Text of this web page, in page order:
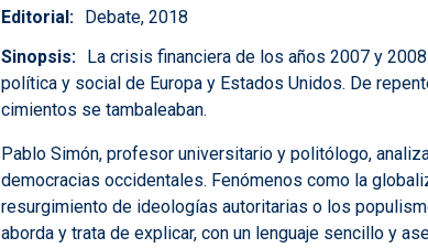
Editorial
Debate, 2018
Sinopsis
La crisis financiera de los años 2007 y
política y social de Europa y Estados Unidos. De
cimientos se tambaleaban.
Pablo Simón, profesor universitario y politólogo,
democracias occidentales. Fenómenos como la
resurgimiento de ideologías autoritarias o los
aborda y trata de explicar, con un lenguaje sencillo y